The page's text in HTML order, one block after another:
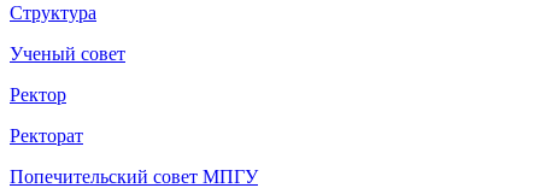
Структура
Ученый совет
Ректор
Ректорат
Попечительский совет МПГУ